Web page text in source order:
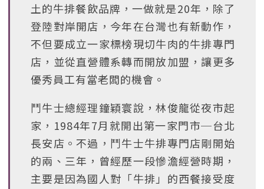
土的牛排餐飲品牌，一做就是20年，除了
登陸對岸開店，今年在台灣也有新動作，
不但要成立一家標榜現切牛肉的牛排專門
店，並從直營體系轉而開放加盟，讓更多
優秀員工有當老闆的機會。
鬥牛士總經理鐘穎寰說，林俊龍從夜市起
家，1984年7月就開出第一家門市─台北
長安店。不過，鬥牛士牛排專門店剛開始
的兩、三年，曾經歷一段慘澹經營時期，
主要是因為國人對「牛排」的西餐接受度